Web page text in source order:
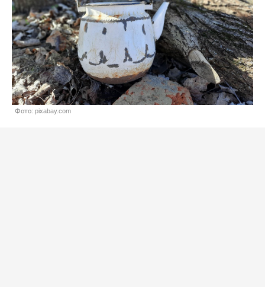
Фото: pixabay.com